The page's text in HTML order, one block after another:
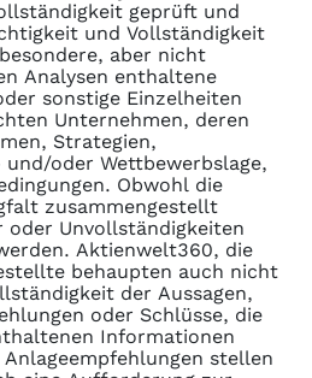
geprüft und
und Vollständigkeit
aber nicht
Analysen enthaltene
sonstige Einzelheiten
Unternehmen, deren
Strategien,
oder Wettbewerbslage,
Obwohl die
zusammengestellt
oder Unvollständigkeiten
Aktienwelt360, die
behaupten auch nicht
der Aussagen,
oder Schlüsse, die
Informationen
stellen